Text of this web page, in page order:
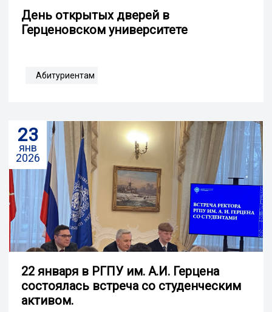
День открытых дверей в
Герценовском университете
Абитуриентам
23
янв
2026
22 января в РГПУ им. А.И. Герцена
состоялась встреча со студенческим
активом.